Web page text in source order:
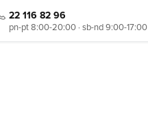
22 116 82 96
pn-pt 8:00-20:00 · sb-nd 9:00-17:00